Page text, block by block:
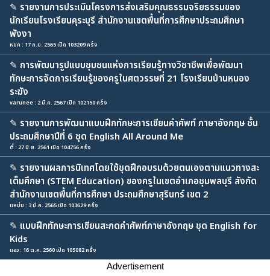
✎ รายงานการประเมินโครงการส่งเสริมคุณธรรมจริยธรรมของ
นักเรียนโรงเรียนคุระบุรี สำนักงานเขตพื้นที่การศึกษาประถมศึกษา
พังงา
หยก : 17 ก.ย. 2565 เปิด 103209 ครั้ง
✎ การพัฒนารูปแบบชุมชนแห่งการเรียนรู้ทางวิชาชีพเพื่อพัฒนา
ทักษะการจัดการเรียนรู้ของครูในศตวรรษที่ 21 โรงเรียนบ้านหนอง
ระฆัง
varunee : 2 มี.ค. 2567 เปิด 102150 ครั้ง
✎ รายงานการพัฒนาแบบฝึกทักษะการเขียนคำศัพท์ ภาษาอังกฤษ ชั้น
ประถมศึกษาปีที่ 6 ชุด English All Around Me
ตี๋ : 27 มิ.ย. 2561 เปิด 104756 ครั้ง
✎ รายงานผลการนิเทศโดยใช้ชุดฝึกอบรมด้วยตนเองตามแนวทางสะ
เต็มศึกษา (STEM Education) ของครูในเขตอำเภอชุมพลบุรี สังกัด
สำนักงานเขตพื้นที่การศึกษา ประถมศึกษาสุรินทร์ เขต 2
แหม่ม : 3 มี.ค. 2565 เปิด 103629 ครั้ง
✎ แบบฝึกทักษะการเขียนสะกดคำศัพท์ภาษาอังกฤษ ชุด English for
Kids
แอว : 16 ต.ค. 2560 เปิด 105082 ครั้ง
Advertisement